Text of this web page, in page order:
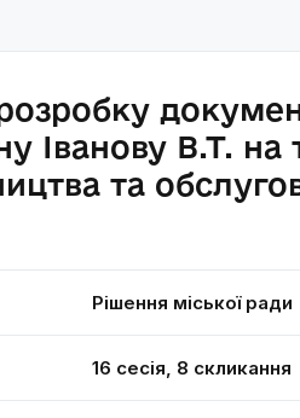
В.Т. на
та
Рішення міської ради
16 сесія, 8 скликання